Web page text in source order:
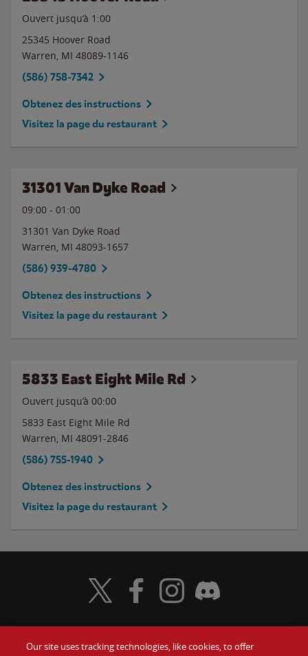
Ouvert jusqu’à 1:00
25345 Hoover Road
Warren, MI 48089-1146
(586) 758-7342
Obtenez des instructions
Visitez la page du restaurant
31301 Van Dyke Road
09:00 - 01:00
31301 Van Dyke Road
Warren, MI 48093-1657
(586) 939-4780
Obtenez des instructions
Visitez la page du restaurant
5833 East Eight Mile Rd
Ouvert jusqu’à 00:00
5833 East Eight Mile Rd
Warren, MI 48091-2846
(586) 755-1940
Obtenez des instructions
Visitez la page du restaurant
Visit Wendy's Twitter
Visit Wendy's Facebook
Visit Wendy's Instagram
Visit Wendy's Discord
Our site uses tracking technologies, like cookies, to offer